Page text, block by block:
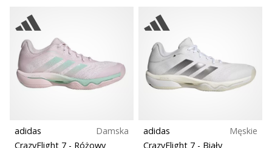
adidas
Damska
CrazyFlight 7 - Różowy
adidas
Męskie
CrazyFlight 7 - Biały